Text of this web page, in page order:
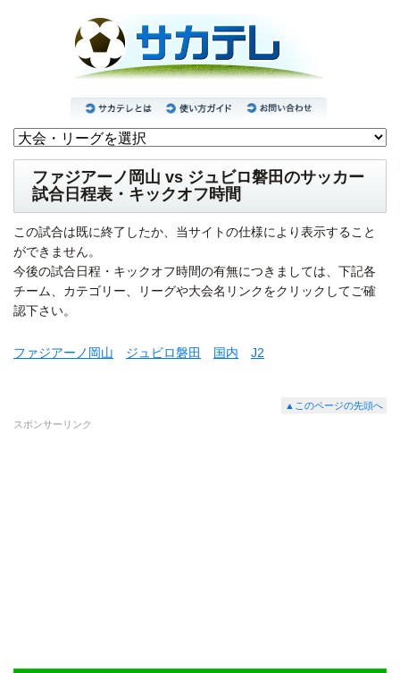
ファジアーノ岡山 vs ジュビロ磐田のサッカー
試合日程表・キックオフ時間
この試合は既に終了したか、当サイトの仕様により表示すること
ができません。
今後の試合日程・キックオフ時間の有無につきましては、下記各
チーム、カテゴリー、リーグや大会名リンクをクリックしてご確
認下さい。
ファジアーノ岡山 ジュビロ磐田 国内 J2
▲このページの先頭へ
スポンサーリンク